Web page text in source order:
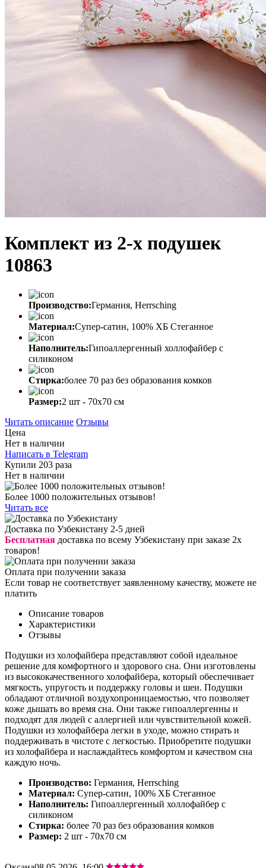
Комплект из 2-х подушек
10863
Производство:Германия, Herrsching
Материал:Супер-сатин, 100% ХБ Стеганное
Наполнитель:Гипоаллергенный холлофайбер с
силиконом
Стирка:более 70 раз без образования комков
Размер:2 шт - 70х70 см
Читать описание Отзывы
Цена
Нет в наличии
Написать в Telegram
Купили 203 раза
Нет в наличии
Более 1000 положительных отзывов!
Читать все
Доставка по Узбекистану 2-5 дней
Бесплатная доставка по всему Узбекистану при заказе 2х
товаров!
Оплата при получении заказа
Если товар не соответствует заявленному качеству, можете не
платить
Описание товаров
Характеристики
Отзывы
Подушки из холофайбера представляют собой идеальное
решение для комфортного и здорового сна. Они изготовлены
из высококачественного холофайбера, который обеспечивает
мягкость, упругость и поддержку головы и шеи. Подушки
обладают отличной воздухопроницаемостью, что позволяет
коже дышать во время сна. Они также гипоаллергенны и
подходят для людей с аллергией или чувствительной кожей.
Подушки из холофайбера легки в уходе, можно стирать и
поддерживать в чистоте с легкостью. Приобретите подушки
из холофайбера и наслаждайтесь комфортом и качеством сна
каждую ночь.
Производство: Германия, Herrsching
Материал: Супер-сатин, 100% ХБ Стеганное
Наполнитель: Гипоаллергенный холлофайбер с
силиконом
Стирка: более 70 раз без образования комков
Размер: 2 шт - 70х70 см